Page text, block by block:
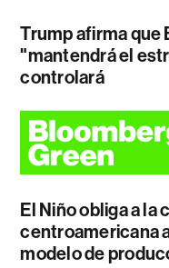
Trump afirma que
"mantendrá el
controlará
El Niño obliga a la
centroamericana
modelo de